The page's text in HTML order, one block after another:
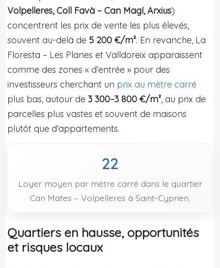
Volpelleres, Coll Favà – Can Magí, Arxius)
concentrent les prix de vente les plus élevés,
souvent au-delà de 5 200 €/m². En revanche, La
Floresta – Les Planes et Valldoreix apparaissent
comme des zones « d’entrée » pour des
investisseurs cherchant un prix au mètre carré
plus bas, autour de 3 300–3 800 €/m², au prix de
parcelles plus vastes et souvent de maisons
plutôt que d’appartements.
22
Loyer moyen par mètre carré dans le quartier
Can Mates – Volpelleres à Saint-Cyprien.
Quartiers en hausse, opportunités
et risques locaux